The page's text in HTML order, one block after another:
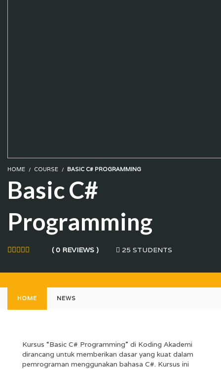
HOME COURSE BASIC C# PROGRAMMING
Basic C#
Programming
( 0 REVIEWS ) 25 STUDENTS
HOME NEWS
Kursus “Basic C# Programming” di Koding Akademi
dirancang untuk memberikan dasar yang kuat dalam
pemrograman menggunakan bahasa C#. Kursus ini